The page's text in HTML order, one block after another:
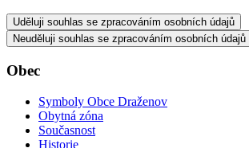
Uděluji souhlas se zpracováním osobních údajů
Neuděluji souhlas se zpracováním osobních údajů
Obec
Symboly Obce Draženov
Obytná zóna
Současnost
Historie